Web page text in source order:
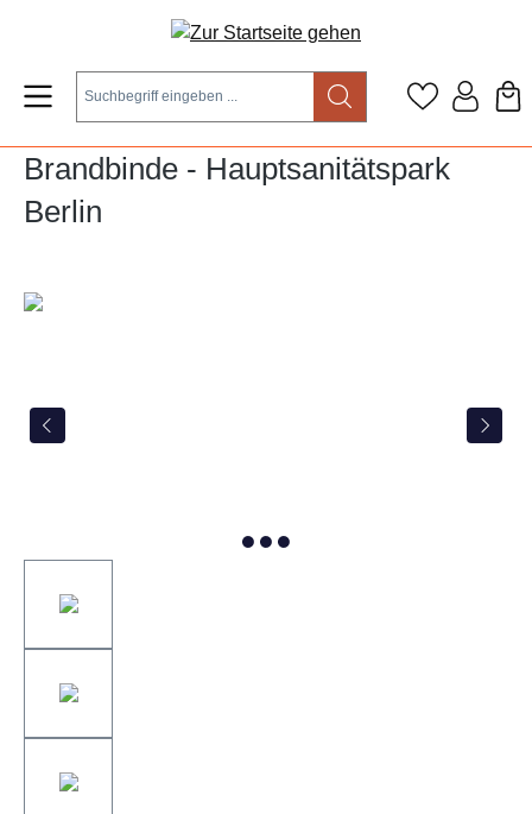
Zum Hauptinhalt springen
Brandbinde - Hauptsanitätspark
Berlin